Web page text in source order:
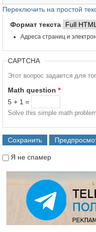
Переключить на простой
Формат текста
Адреса страниц и
CAPTCHA
Этот вопрос задается для
Math question *
5 + 1 =
Solve this simple math
Я не спамер